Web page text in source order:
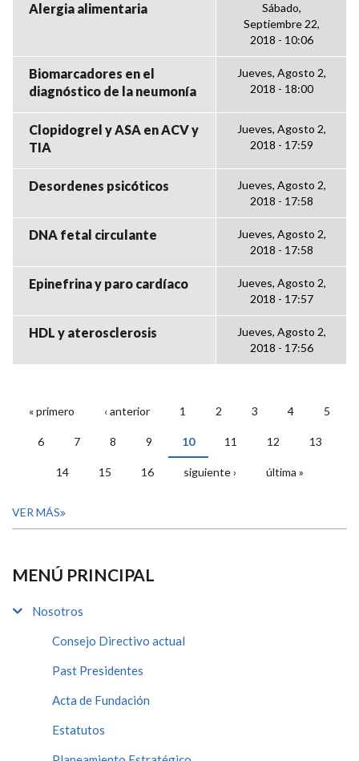
Alergia alimentaria
Sábado,
Septiembre 22,
2018 - 10:06
Biomarcadores en el
diagnóstico de la neumonía
Jueves, Agosto 2,
2018 - 18:00
Clopidogrel y ASA en ACV y
TIA
Jueves, Agosto 2,
2018 - 17:59
Desordenes psicóticos
Jueves, Agosto 2,
2018 - 17:58
DNA fetal circulante
Jueves, Agosto 2,
2018 - 17:58
Epinefrina y paro cardíaco
Jueves, Agosto 2,
2018 - 17:57
HDL y aterosclerosis
Jueves, Agosto 2,
2018 - 17:56
PÁGINAS
« primero ‹ anterior 1 2 3 4 5
6 7 8 9 10 11 12 13
14 15 16 siguiente › última »
VER MÁS
MENÚ PRINCIPAL
Nosotros
Consejo Directivo actual
Past Presidentes
Acta de Fundación
Estatutos